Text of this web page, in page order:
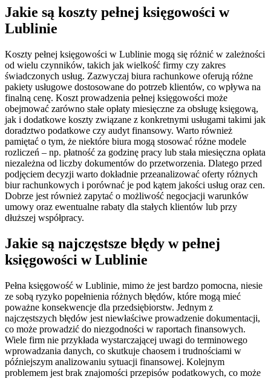
Jakie są koszty pełnej księgowości w
Lublinie
Koszty pełnej księgowości w Lublinie mogą się różnić w zależności
od wielu czynników, takich jak wielkość firmy czy zakres
świadczonych usług. Zazwyczaj biura rachunkowe oferują różne
pakiety usługowe dostosowane do potrzeb klientów, co wpływa na
finalną cenę. Koszt prowadzenia pełnej księgowości może
obejmować zarówno stałe opłaty miesięczne za obsługę księgową,
jak i dodatkowe koszty związane z konkretnymi usługami takimi jak
doradztwo podatkowe czy audyt finansowy. Warto również
pamiętać o tym, że niektóre biura mogą stosować różne modele
rozliczeń – np. płatność za godzinę pracy lub stała miesięczna opłata
niezależna od liczby dokumentów do przetworzenia. Dlatego przed
podjęciem decyzji warto dokładnie przeanalizować oferty różnych
biur rachunkowych i porównać je pod kątem jakości usług oraz cen.
Dobrze jest również zapytać o możliwość negocjacji warunków
umowy oraz ewentualne rabaty dla stałych klientów lub przy
dłuższej współpracy.
Jakie są najczęstsze błędy w pełnej
księgowości w Lublinie
Pełna księgowość w Lublinie, mimo że jest bardzo pomocna, niesie
ze sobą ryzyko popełnienia różnych błędów, które mogą mieć
poważne konsekwencje dla przedsiębiorstw. Jednym z
najczęstszych błędów jest niewłaściwe prowadzenie dokumentacji,
co może prowadzić do niezgodności w raportach finansowych.
Wiele firm nie przykłada wystarczającej uwagi do terminowego
wprowadzania danych, co skutkuje chaosem i trudnościami w
późniejszym analizowaniu sytuacji finansowej. Kolejnym
problemem jest brak znajomości przepisów podatkowych, co może